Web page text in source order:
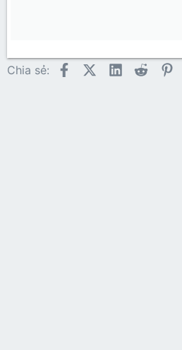
26
Chia sẻ: FacebookX (Twitter)
LinkedInReddit